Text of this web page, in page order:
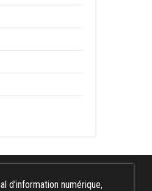
d’information numérique,